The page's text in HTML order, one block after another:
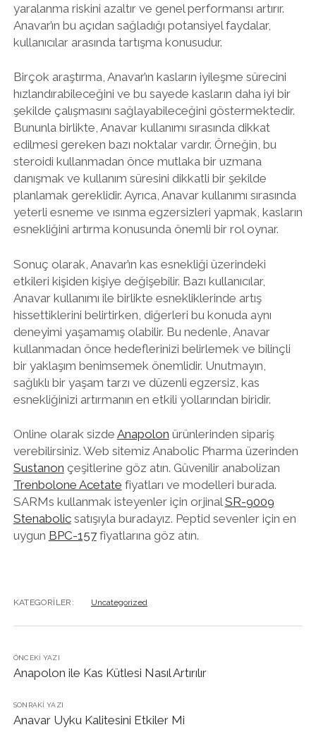
yaralanma riskini azaltır ve genel performansı artırır.
Anavar’ın bu açıdan sağladığı potansiyel faydalar,
kullanıcılar arasında tartışma konusudur.
Birçok araştırma, Anavar’ın kasların iyileşme sürecini
hızlandırabileceğini ve bu sayede kasların daha iyi bir
şekilde çalışmasını sağlayabileceğini göstermektedir.
Bununla birlikte, Anavar kullanımı sırasında dikkat
edilmesi gereken bazı noktalar vardır. Örneğin, bu
steroidi kullanmadan önce mutlaka bir uzmana
danışmak ve kullanım süresini dikkatli bir şekilde
planlamak gereklidir. Ayrıca, Anavar kullanımı sırasında
yeterli esneme ve ısınma egzersizleri yapmak, kasların
esnekliğini artırma konusunda önemli bir rol oynar.
Sonuç olarak, Anavar’ın kas esnekliği üzerindeki
etkileri kişiden kişiye değişebilir. Bazı kullanıcılar,
Anavar kullanımı ile birlikte esnekliklerinde artış
hissettiklerini belirtirken, diğerleri bu konuda aynı
deneyimi yaşamamış olabilir. Bu nedenle, Anavar
kullanmadan önce hedeflerinizi belirlemek ve bilinçli
bir yaklaşım benimsemek önemlidir. Unutmayın,
sağlıklı bir yaşam tarzı ve düzenli egzersiz, kas
esnekliğinizi artırmanın en etkili yollarından biridir.
Online olarak sizde Anapolon ürünlerinden sipariş
verebilirsiniz. Web sitemiz Anabolic Pharma üzerinden
Sustanon çeşitlerine göz atın. Güvenilir anabolizan
Trenbolone Acetate fiyatları ve modelleri burada.
SARMs kullanmak isteyenler için orjinalSR-9009
Stenabolicsatışıyla buradayız. Peptid sevenler için en
uygun BPC-157fiyatlarına göz atın.
KATEGORILER: Uncategorized
ÖNCEKI YAZI
Anapolon ile Kas Kütlesi Nasıl Artırılır
SONRAKI YAZI
Anavar Uyku Kalitesini Etkiler Mi